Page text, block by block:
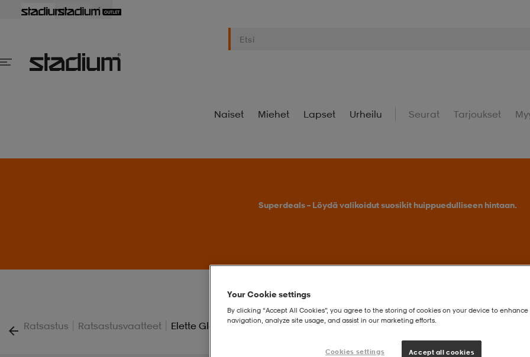
Naiset Miehet Lapset Urheilu Seurat Tarjoukset
Superdeals – Löydä valikoidut suosikit huippuedulliseen hintaan.
Ratsastus | Ratsastusvaatteet | Elette Gloves Jr
Your Cookie settings
By clicking “Accept All Cookies”, you agree to the storing of cookies on your device to enhance
navigation, analyze site usage, and assist in our marketing efforts.
Cookies settings Accept all cookies